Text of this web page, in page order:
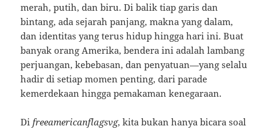
merah, putih, dan biru. Di balik tiap garis dan
bintang, ada sejarah panjang, makna yang dalam,
dan identitas yang terus hidup hingga hari ini. Buat
banyak orang Amerika, bendera ini adalah lambang
perjuangan, kebebasan, dan penyatuan—yang selalu
hadir di setiap momen penting, dari parade
kemerdekaan hingga pemakaman kenegaraan.
Difreeamericanflagsvg, kita bukan hanya bicara soal